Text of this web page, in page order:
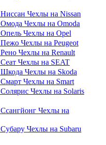
Чехлы на Nissan
Чехлы на Omoda
Чехлы на Opel
Чехлы на Peugeot
Чехлы на Renault
Чехлы на SEAT
Чехлы на Skoda
Чехлы на Smart
Чехлы на Solaris
Чехлы на
Чехлы на Subaru